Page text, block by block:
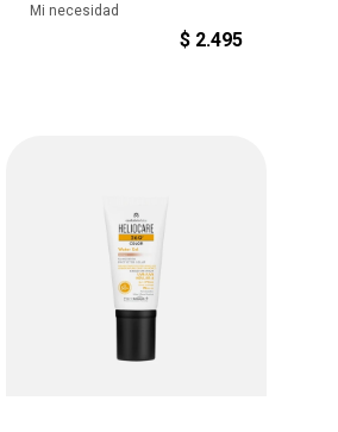
Mi necesidad
$ 2.495